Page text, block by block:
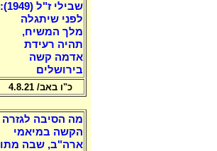
שבילי ז"ל (1949):
לפני שיתגלה
מלך המשיח,
תהיה רעידת
אדמה קשה
בירושלים
כ"ו באב/ 4.8.21
מה הסיבה לגזרה
הקשה במיאמי
ארה"ב, שבה מתו